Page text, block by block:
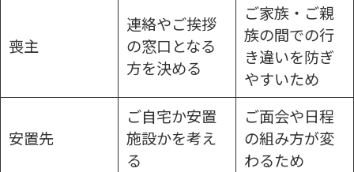
喪主
連絡やご挨拶
の窓口となる
方を決める
ご家族・ご親
族の間での行
き違いを防ぎ
やすいため
安置先
ご自宅か安置
施設かを考え
る
ご面会や日程
の組み方が変
わるため